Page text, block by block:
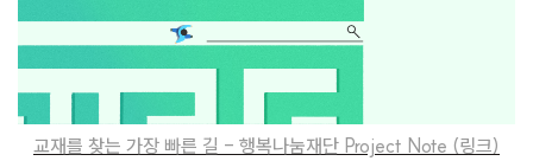
교재를 찾는 가장 빠른 길 - 행복나눔재단 Project Note (링크)